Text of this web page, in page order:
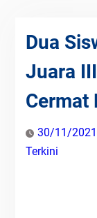
Dua
Juara
Cermat
30/11/2021
Terkini